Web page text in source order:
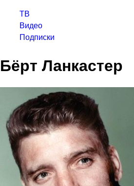
ТВ
Видео
Подписки
Бёрт Ланкастер